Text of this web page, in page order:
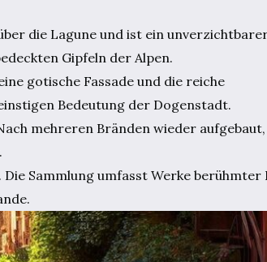
die Lagune und ist ein
Gipfeln der Alpen.
gotische Fassade und die reiche
Bedeutung der Dogenstadt.
mehreren Bränden wieder
Sammlung umfasst Werke berühmter